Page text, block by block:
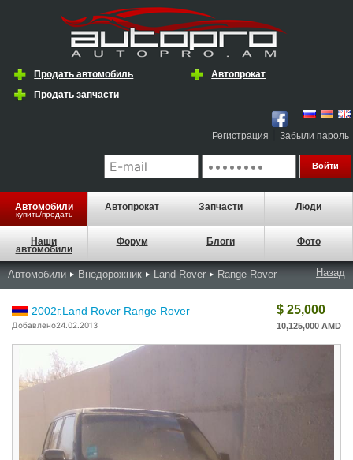
Продать автомобиль
Автопрокат
Продать запчасти
Регистрация Забыли пароль
Автомобили
купить/продать
Автопрокат Запчасти Люди
Наши
автомобили
Форум Блоги Фото
Автомобили Внедорожник Land Rover Range Rover Назад
2002г.Land Rover Range Rover
Добавлено24.02.2013
$ 25,000
10,125,000 AMD